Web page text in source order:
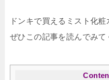
ドンキで買えるミスト化
ぜひこの記事を読んでみて